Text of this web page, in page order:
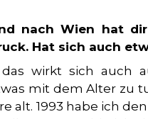
nach Wien hat
Hat sich auch
wirkt sich auch
mit dem Alter zu
alt. 1993 habe ich